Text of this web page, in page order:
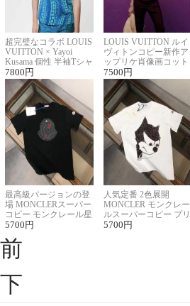
超完璧なコラボ LOUIS
VUITTON × Yayoi
Kusama 個性 半袖Tシャ
ツコピー男女兼用
7800 円
LOUIS VUITTON ルイ
ヴィトンコピー新作ア
ップリケ肖像画コット
ンニット半袖Tシャツ
7500 円
最高級バージョンの登
場 MONCLERスーパー
コピー モンクレール星
座半袖Tシャツ
5700 円
人気定番 2色展開
MONCLER モンクレー
ルスーパーコピー プリ
ント半袖Tシャツ
5700 円
前
下